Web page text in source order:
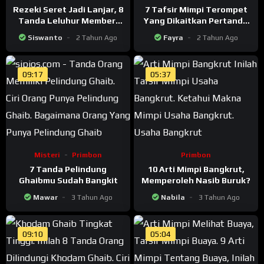
Rezeki Seret Jadi Lanjar, 8
Tanda Leluhur Memberi
Petunjuk Arah Rezeki
Siswanto 2 Tahun Ago
7 Tafsir Mimpi Terompet
Yang Dikaitkan Pertanda
Fayra 2 Tahun Ago
09:17
Misteri Primbon
7 Tanda Pelindung
Ghaibmu Sudah Bangkit
Mawar 3 Tahun Ago
05:37
Primbon
10 Arti Mimpi Bangkrut,
Memperoleh Nasib Buruk?
Nabila 3 Tahun Ago
09:10 05:04